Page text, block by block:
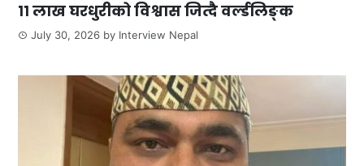
११ लाख घरधुरीको विश्वास जित्दै वर्ल्डलिङ्क
July 30, 2026 by Interview Nepal